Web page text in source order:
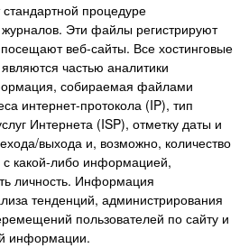
процедуре
Эти файлы регистрируют
посещают веб-сайты. Все хостинговые
частью аналитики
собираемая файлами
интернет-протокола (IP), тип
Интернета (ISP), отметку даты и
выхода и, возможно, количество
какой-либо информацией,
личность. Информация
тенденций, администрирования
пользователей по сайту и
информации.